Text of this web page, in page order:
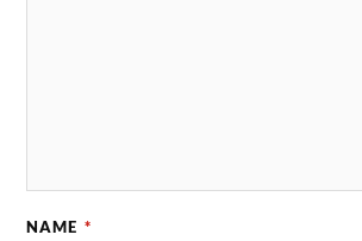
NAME *